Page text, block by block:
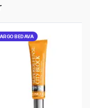
BEDAVA